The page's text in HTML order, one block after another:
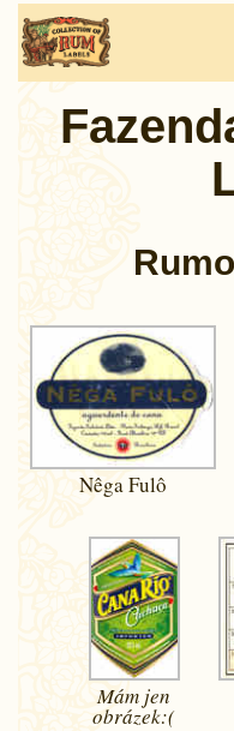
Nêga Fulô
Mám jen
obrázek:(